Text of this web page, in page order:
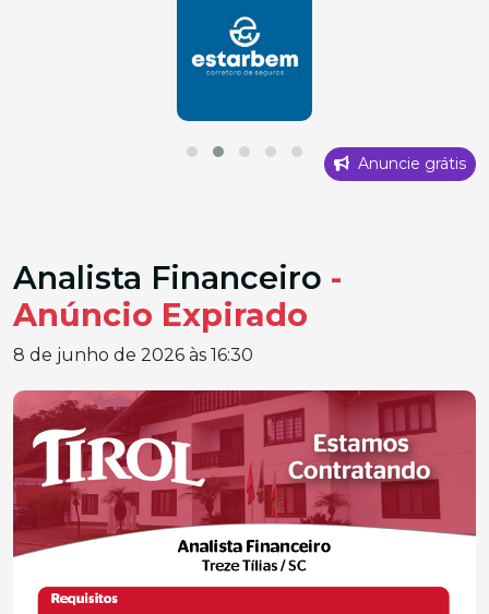
Anuncie grátis
Analista Financeiro -
Anúncio Expirado
8 de junho de 2026 às 16:30